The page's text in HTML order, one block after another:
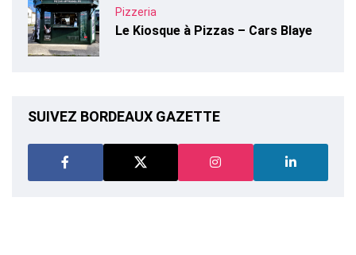
Pizzeria
Le Kiosque à Pizzas – Cars Blaye
SUIVEZ BORDEAUX GAZETTE